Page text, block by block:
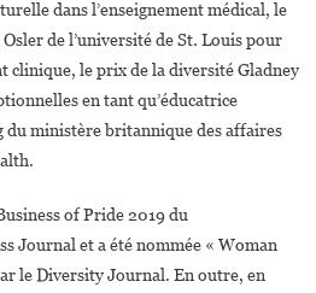
dans l’enseignement médical, le
de l’université de St. Louis pour
clinique, le prix de la diversité Gladney
en tant qu’éducatrice
du ministère britannique des affaires
of Pride 2019 du
Journal et a été nommée « Woman
le Diversity Journal. En outre, en